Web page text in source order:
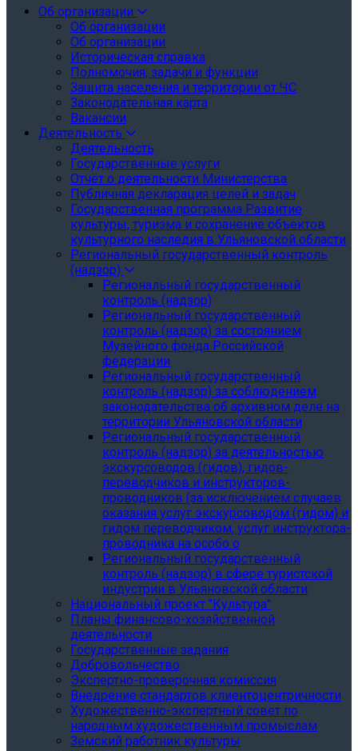
Об организации
Об организации
Об организации
Историческая справка
Полномочия, задачи и функции
Защита населения и территории от ЧС
Законодательная карта
Вакансии
Деятельность
Деятельность
Государственные услуги
Отчёт о деятельности Министерства
Публичная декларация целей и задач
Государственная программа Развитие
культуры, туризма и сохранение объектов
культурного наследия в Ульяновской области
Региональный государственный контроль
(надзор)
Региональный государственный
контроль (надзор)
Региональный государственный
контроль (надзор) за состоянием
Музейного фонда Российской
федерации
Региональный государственный
контроль (надзор) за соблюдением
законодательства об архивном деле на
территории Ульяновской области
Региональный государственный
контроль (надзор) за деятельностью
экскурсоводов (гидов), гидов-
переводчиков и инструкторов-
проводников (за исключением случаев
оказания услуг экскурсоводом (гидом) и
гидом переводчиком, услуг инструктора-
проводника на особо о
Региональный государственный
контроль (надзор) в сфере туристской
индустрии в Ульяновской области
Национальный проект "Культура"
Планы финансово-хозяйственной
деятельности
Государственные задания
Добровольчество
Экспертно-проверочная комиссия
Внедрение стандартов клиентоцентричности
Художественно-экспертный совет по
народным художественным промыслам
Земский работник культуры